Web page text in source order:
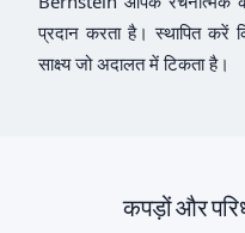
प्रदान करता है। स्थापित
साक्ष्य जो अदालत में टिकता है।
कपड़ों और